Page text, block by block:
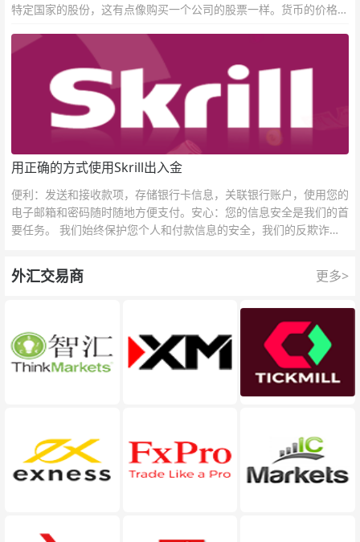
特定国家的股份，这有点像购买一个公司的股票一样。货币的价格直
用正确的方式使用Skrill出入金
便利：发送和接收款项，存储银行卡信息，关联银行账户，使用您的
电子邮箱和密码随时随地方便支付。安心：您的信息安全是我们的首
要任务。 我们始终保护您个人和付款信息的安全，我们的反欺诈团
外汇交易商 更多>